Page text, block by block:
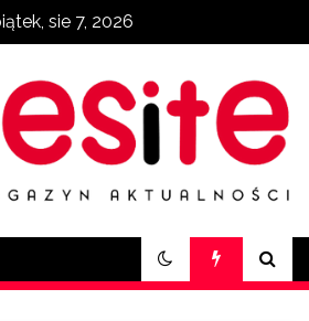
sie 7, 2026